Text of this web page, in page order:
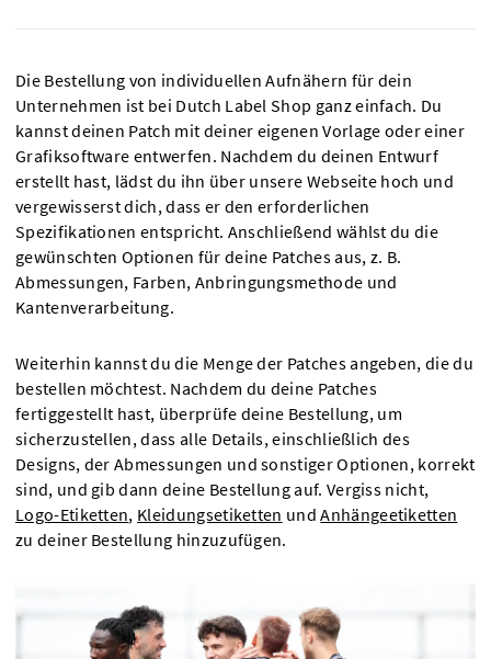
Die Bestellung von individuellen Aufnähern für dein
Unternehmen ist bei Dutch Label Shop ganz einfach. Du
kannst deinen Patch mit deiner eigenen Vorlage oder einer
Grafiksoftware entwerfen. Nachdem du deinen Entwurf
erstellt hast, lädst du ihn über unsere Webseite hoch und
vergewisserst dich, dass er den erforderlichen
Spezifikationen entspricht. Anschließend wählst du die
gewünschten Optionen für deine Patches aus, z. B.
Abmessungen, Farben, Anbringungsmethode und
Kantenverarbeitung.
Weiterhin kannst du die Menge der Patches angeben, die du
bestellen möchtest. Nachdem du deine Patches
fertiggestellt hast, überprüfe deine Bestellung, um
sicherzustellen, dass alle Details, einschließlich des
Designs, der Abmessungen und sonstiger Optionen, korrekt
sind, und gib dann deine Bestellung auf. Vergiss nicht,
Logo-Etiketten, Kleidungsetiketten undAnhängeetiketten
zu deiner Bestellung hinzuzufügen.